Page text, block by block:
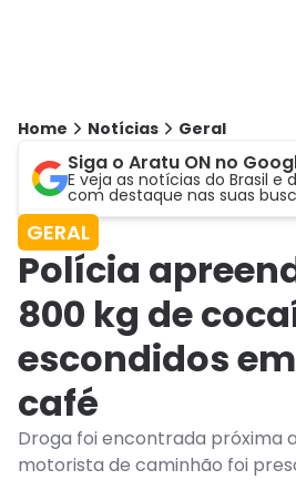
Home Notícias Geral
Siga o Aratu ON no
E veja as notícias do Brasil e
com destaque nas suas
GERAL
Polícia
800 kg de
escondidos
café
Droga foi encontrada próxima
motorista de caminhão foi